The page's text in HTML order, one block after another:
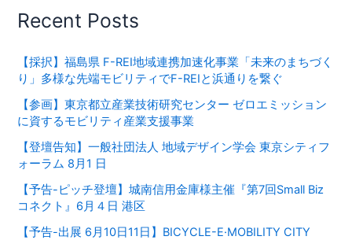
Recent Posts
【採択】福島県 F-REI地域連携加速化事業「未来のまちづく
り」多様な先端モビリティでF-REIと浜通りを繋ぐ
【参画】東京都立産業技術研究センター ゼロエミッション
に資するモビリティ産業支援事業
【登壇告知】一般社団法人 地域デザイン学会 東京シティフ
ォーラム 8月1 日
【予告-ピッチ登壇】城南信用金庫様主催『第7回Small Biz
コネクト』6月４日 港区
【予告-出展 6月10日11日】BICYCLE-E·MOBILITY CITY